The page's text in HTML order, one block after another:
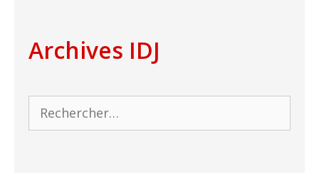
Archives IDJ
Rechercher :